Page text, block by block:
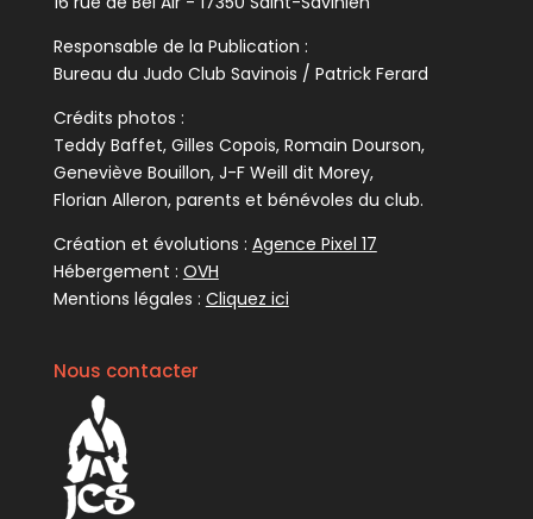
Responsable de la Publication :
Bureau du Judo Club Savinois / Patrick Ferard
Crédits photos :
Teddy Baffet, Gilles Copois, Romain Dourson,
Geneviève Bouillon, J-F Weill dit Morey,
Florian Alleron, parents et bénévoles du club.
Création et évolutions : Agence Pixel 17
Hébergement : OVH
Mentions légales : Cliquez ici
Nous contacter